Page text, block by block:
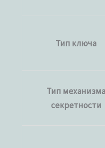
Тип ключа
Тип механизма
секретности